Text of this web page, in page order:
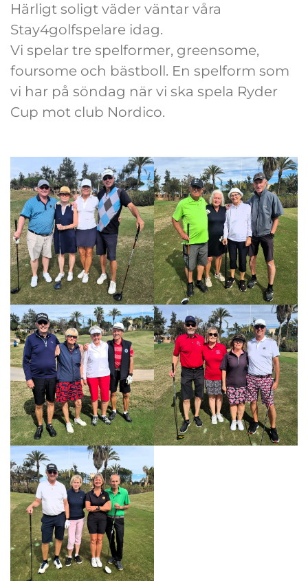
Härligt soligt väder väntar våra
Stay4golfspelare idag.
Vi spelar tre spelformer, greensome,
foursome och bästboll. En spelform som
vi har på söndag när vi ska spela Ryder
Cup mot club Nordico.